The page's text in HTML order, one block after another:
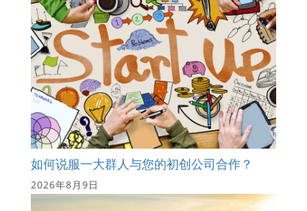
如何说服一大群人与您的初创公司合作？
2026年8月9日